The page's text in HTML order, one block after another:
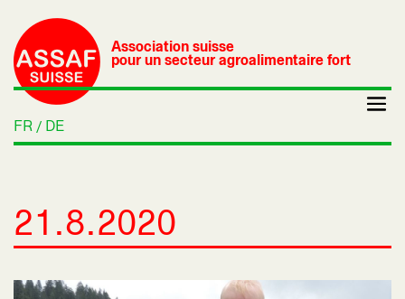
FR DE
Association suisse
pour un secteur agroalimentaire fort
21.8.2020